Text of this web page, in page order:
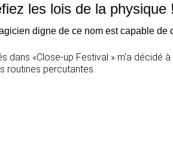
les lois de la physique !
digne de ce nom est capable
dans «Close-up Festival » m'a décidé
routines percutantes.